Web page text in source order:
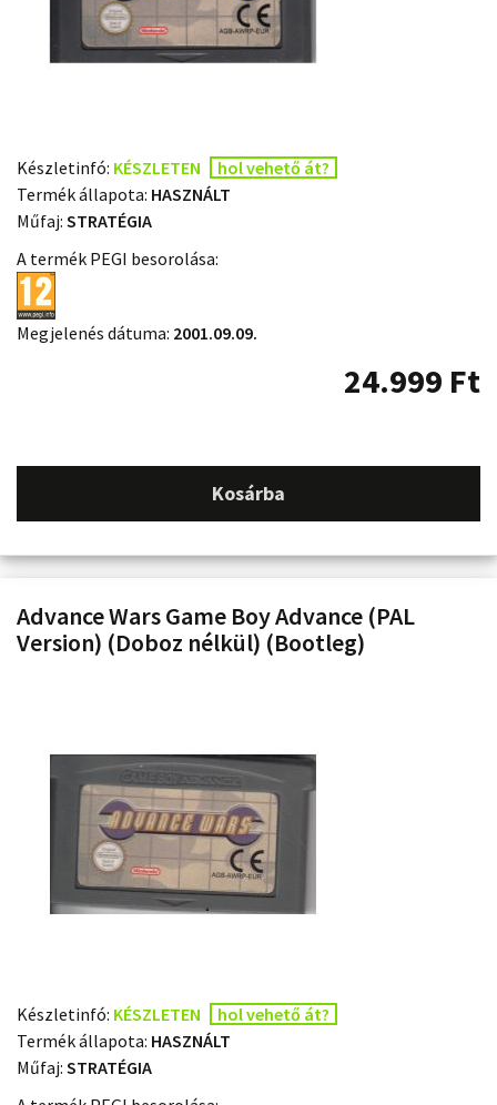
Készletinfó: KÉSZLETEN
hol vehető át?
Termék állapota: HASZNÁLT
Műfaj: STRATÉGIA
A termék PEGI besorolása:
Megjelenés dátuma: 2001.09.09.
24.999 Ft
Kosárba
Advance Wars Game Boy Advance (PAL
Version) (Doboz nélkül) (Bootleg)
Készletinfó: KÉSZLETEN
hol vehető át?
Termék állapota: HASZNÁLT
Műfaj: STRATÉGIA